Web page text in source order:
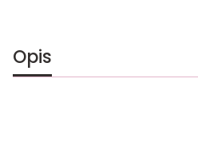
Opis